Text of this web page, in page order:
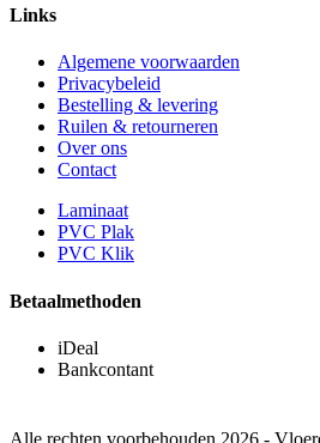
Links
Algemene voorwaarden
Privacybeleid
Bestelling & levering
Ruilen & retourneren
Over ons
Contact
Laminaat
PVC Plak
PVC Klik
Betaalmethoden
iDeal
Bankcontant
Alle rechten voorbehouden 2026 -